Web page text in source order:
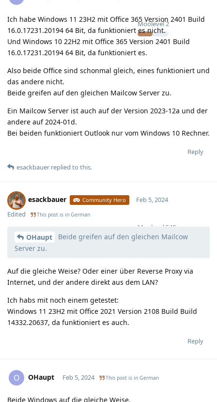
Moolevel 2
Ich habe Windows 11 23H2 mit Office 365 Version 2401 Build
16.0.17231.20194 64 Bit, da funktioniert es nicht.
Und Windows 10 22H2 mit Office 365 Version 2401 Build
16.0.17231.20194 64 Bit, da funktioniert es.
Also beide Office sind schonmal gleich, eines funktioniert und
das andere nicht.
Beide greifen auf den gleichen Mailcow Server zu.
Ein Mailcow Server ist auch auf der Version 2023-12a und der
andere auf 2024-01d.
Bei beiden funktioniert Outlook nur vom Windows 10 Rechner.
Reply
esackbauer replied to this.
esackbauer Community Hero
Moolevel 540
Feb 5, 2024
Edited
This post is in German
OHaupt
Beide greifen auf den gleichen Mailcow
Server zu.
Auf die gleiche Weise? Oder einer über Reverse Proxy via
Internet, und der andere direkt aus dem LAN?
Ich habs mit noch einem getestet:
Windows 11 23H2 mit Office 2021 Version 2108 Build Build
14332.20637, da funktioniert es auch.
Reply
O OHaupt Feb 5, 2024 This post is in German
Beide Windows auf die gleiche Weise.